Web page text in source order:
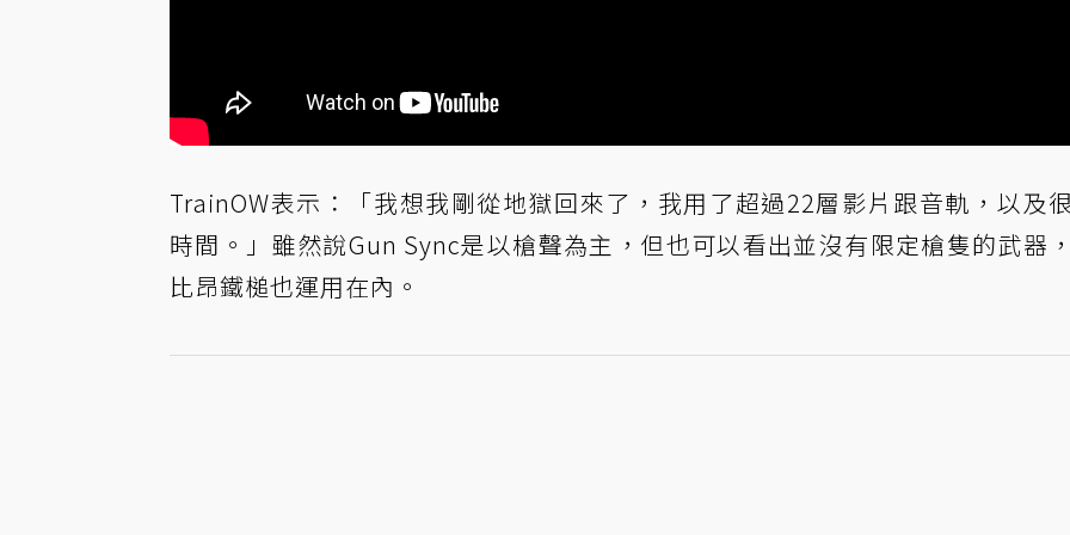
TrainOW表示：「我想我剛從地獄回來了，我用了超過22層影片跟音軌，以及
時間。」雖然說Gun Sync是以槍聲為主，但也可以看出並沒有限定槍隻的武器
比昂鐵槌也運用在內。